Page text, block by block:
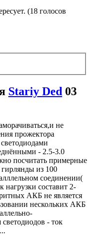
(18 голосов
Stariy Ded 03
не
прожектора
- 2.5-3.0
посчитать примерные
из 100
соединении(
нагрузки составит 2-
АКБ не является
нескольких АКБ
- ток